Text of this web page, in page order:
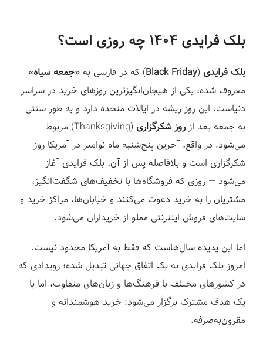
بلک فرایدی ۱۴۰۴ چه روزی است؟
بلک فرایدی (
Black Friday) که در فارسی به «جمعه سیاه»
معروف شده، یکی از هیجان‌انگیزترین روزهای خرید در سراسر
دنیاست. این روز ریشه در ایالات متحده دارد و به طور سنتی
به جمعه بعد ازروز شکرگزاری
(Thanksgiving) مربوط
می‌شود. در واقع، آخرین پنج‌شنبه ماه نوامبر در آمریکا روز
شکرگزاری است و بلافاصله پس از آن، بلک فرایدی آغاز
می‌شود — روزی که فروشگاه‌ها با تخفیف‌های شگفت‌انگیز،
مشتریان را به خرید دعوت می‌کنند و خیابان‌ها، مراکز خرید و
سایت‌های فروش اینترنتی مملو از خریداران می‌شود.
اما این پدیده سال‌هاست که فقط به آمریکا محدود نیست.
امروز بلک فرایدی به یک اتفاق جهانی تبدیل شده؛ رویدادی که
در کشورهای مختلف با فرهنگ‌ها و زبان‌های متفاوت، اما با
یک هدف مشترک برگزار می‌شود: خرید هوشمندانه و
مقرون‌به‌صرفه.